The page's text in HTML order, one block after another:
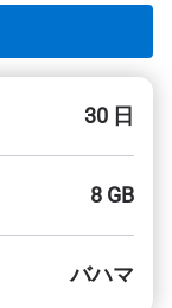
30 日
8 GB
バハマ